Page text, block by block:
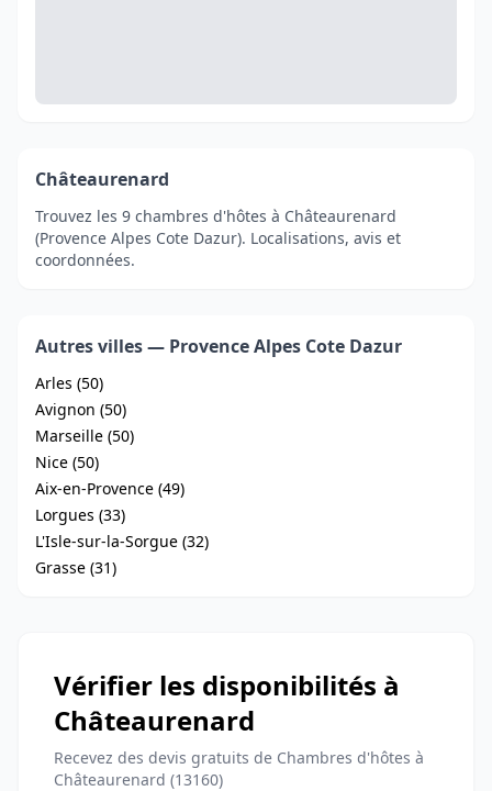
Châteaurenard
Trouvez les 9 chambres d'hôtes à Châteaurenard
(Provence Alpes Cote Dazur). Localisations, avis et
coordonnées.
Autres villes — Provence Alpes Cote Dazur
Arles (50)
Avignon (50)
Marseille (50)
Nice (50)
Aix-en-Provence (49)
Lorgues (33)
L'Isle-sur-la-Sorgue (32)
Grasse (31)
Vérifier les disponibilités à
Châteaurenard
Recevez des devis gratuits de Chambres d'hôtes à
Châteaurenard (13160)